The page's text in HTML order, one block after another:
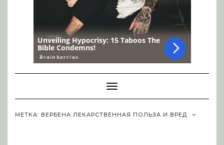
Toggle
Navigation
МЕТКА: ВЕРБЕНА ЛЕКАРСТВЕННАЯ ПОЛЬЗА И ВРЕД